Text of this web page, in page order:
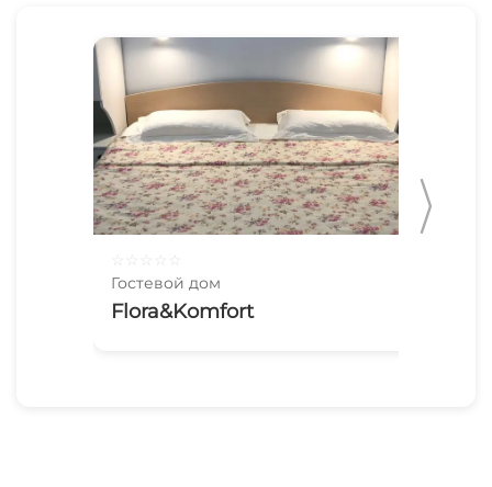
Гостевой дом
Flora&Komfort